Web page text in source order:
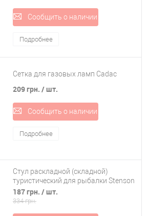
Сообщить о наличии
Подробнее
Сетка для газовых ламп Cadac
209 грн. / шт.
Сообщить о наличии
Подробнее
Стул раскладной (складной)
туристический для рыбалки Stenson
(R28848)
187 грн. / шт.
334 грн.